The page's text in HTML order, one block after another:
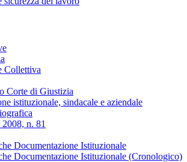
Collettiva
Corte di Giustizia
istituzionale, sindacale e aziendale
n. 81
Documentazione Istituzionale
Documentazione Istituzionale (Cronologico)